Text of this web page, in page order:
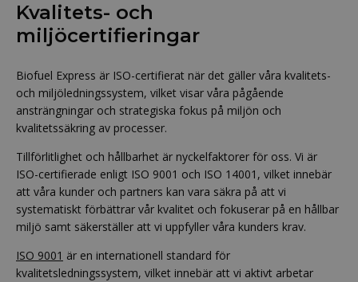
Kvalitets- och
miljöcertifieringar
Biofuel Express är ISO-certifierat när det gäller våra kvalitets-
och miljöledningssystem, vilket visar våra pågående
ansträngningar och strategiska fokus på miljön och
kvalitetssäkring av processer.
Tillförlitlighet och hållbarhet är nyckelfaktorer för oss. Vi är
ISO-certifierade enligt ISO 9001 och ISO 14001, vilket innebär
att våra kunder och partners kan vara säkra på att vi
systematiskt förbättrar vår kvalitet och fokuserar på en hållbar
miljö samt säkerställer att vi uppfyller våra kunders krav.
ISO 9001 är en internationell standard för
kvalitetsledningssystem, vilket innebär att vi aktivt arbetar